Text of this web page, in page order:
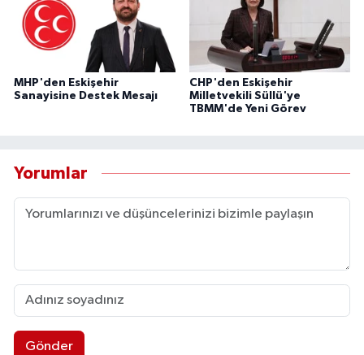
MHP'den Eskişehir
Sanayisine Destek Mesajı
CHP'den Eskişehir
Milletvekili Süllü'ye
TBMM'de Yeni Görev
Yorumlar
Gönder